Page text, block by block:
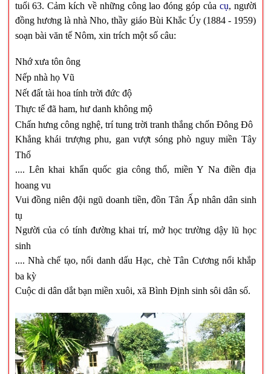
tuổi 63. Cảm kích về những công lao đóng góp của cụ, người
đồng hương là nhà Nho, thầy giáo Bùi Khắc Úy (1884 - 1959)
soạn bài văn tế Nôm, xin trích một số câu:
Nhớ xưa tôn ông
Nếp nhà họ Vũ
Nết đất tài hoa tính trời đức độ
Thực tế đã ham, hư danh không mộ
Chấn hưng công nghệ, trí tung trời tranh thắng chốn Đông Đô
Khẳng khái trượng phu, gan vượt sóng phò nguy miền Tây
Thổ
.... Lên khai khẩn quốc gia công thổ, miền Y Na điền địa
hoang vu
Vui đồng niên đội ngũ doanh tiền, đồn Tân Ấp nhân dân sinh
tụ
Người của có tính đường khai trí, mở học trường dậy lũ học
sinh
.... Nhà chế tạo, nổi danh dấu Hạc, chè Tân Cương nổi khắp
ba kỳ
Cuộc di dân dắt bạn miền xuôi, xã Bình Định sinh sôi dân số.